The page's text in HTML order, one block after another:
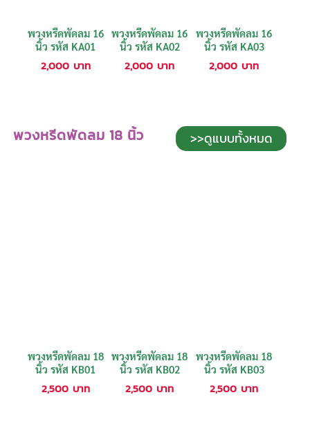
พวงหรีดพัดลม 16
นิ้ว รหัส KA01
2,000 บาท
พวงหรีดพัดลม 16
นิ้ว รหัส KA02
2,000 บาท
พวงหรีดพัดลม 16
นิ้ว รหัส KA03
2,000 บาท
พวงหรีดพัดลม 18 นิ้ว >>ดูแบบทั้งหมด
พวงหรีดพัดลม 18
นิ้ว รหัส KB01
2,500 บาท
พวงหรีดพัดลม 18
นิ้ว รหัส KB02
2,500 บาท
พวงหรีดพัดลม 18
นิ้ว รหัส KB03
2,500 บาท